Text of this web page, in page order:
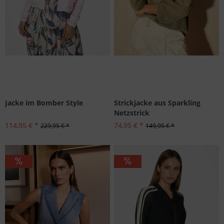
Jacke im Bomber Style
114,95 € * 229,95 € *
Strickjacke aus Sparkling
Netzstrick
74,95 € * 149,95 € *